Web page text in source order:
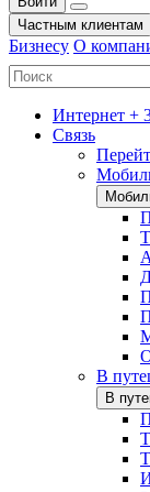
Частным клиентам
Бизнесу О
Интернет +
Связь
В
В